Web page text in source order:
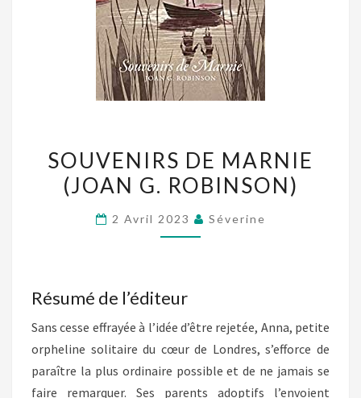
DE
MARNIE
SOUVENIRS DE MARNIE
(JOAN G. ROBINSON)
2 Avril 2023 Séverine
Résumé de l’éditeur
Sans cesse effrayée à l’idée d’être rejetée, Anna, petite
orpheline solitaire du cœur de Londres, s’efforce de
paraître la plus ordinaire possible et de ne jamais se
faire remarquer. Ses parents adoptifs l’envoient